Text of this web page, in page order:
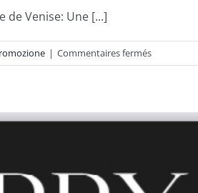
Venise: Une [...]
| Commentaires ferméssur
11
VENISE
DÎNER